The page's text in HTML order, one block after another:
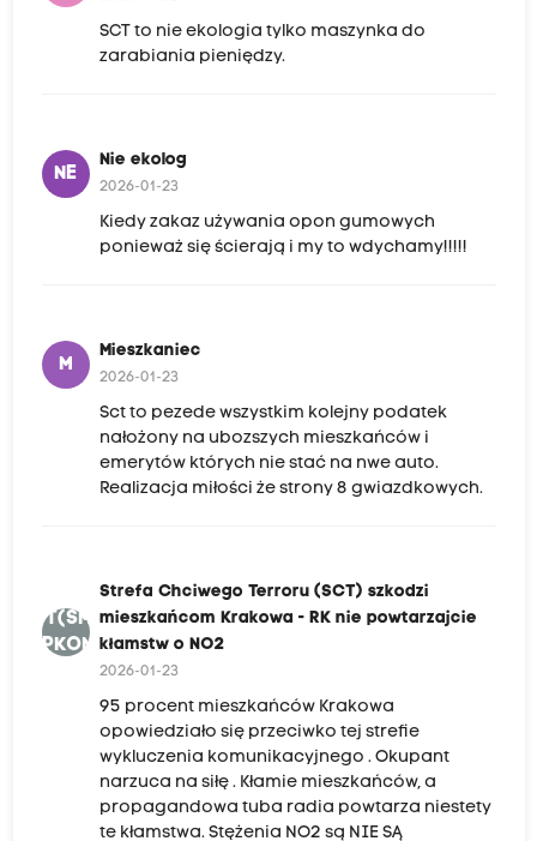
SCT to nie ekologia tylko maszynka do
zarabiania pieniędzy.
NE
Nie ekolog
2026-01-23
Kiedy zakaz używania opon gumowych
ponieważ się ścierają i my to wdychamy!!!!!
M
Mieszkaniec
2026-01-23
Sct to pezede wszystkim kolejny podatek
nałożony na ubozszych mieszkańców i
emerytów których nie stać na nwe auto.
Realizacja miłości że strony 8 gwiazdkowych.
SCT(SMK-
RNPKON
Strefa Chciwego Terroru (SCT) szkodzi
mieszkańcom Krakowa - RK nie powtarzajcie
kłamstw o NO2
2026-01-23
95 procent mieszkańców Krakowa
opowiedziało się przeciwko tej strefie
wykluczenia komunikacyjnego . Okupant
narzuca na siłę . Kłamie mieszkańców, a
propagandowa tuba radia powtarza niestety
te kłamstwa. Stężenia NO2 są NIE SĄ